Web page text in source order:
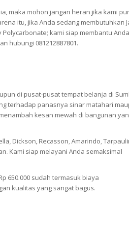
maka mohon jangan heran jika kami
itu, jika Anda sedang membutuhkan
kami siap membantu
hubungi 081212887801.
di pusat-pusat tempat belanja di
terhadap panasnya sinar matahari
kesan mewah di bangunan
Dickson, Recasson, Amarindo,
Kami siap melayani Anda semaksimal
650.000 sudah termasuk biaya
kualitas yang sangat bagus.